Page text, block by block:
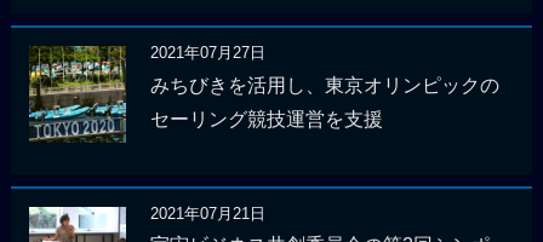
2021年07月27日
みちびきを活用し、東京オリンピックの
セーリング競技運営を支援
2021年07月21日